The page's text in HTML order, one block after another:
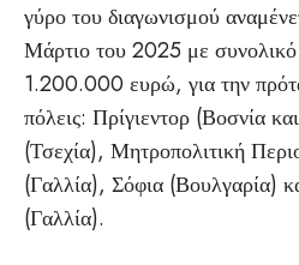
γύρο του διαγωνισμού
Μάρτιο του 2025 με
1.200.000 ευρώ, για την
πόλεις: Πρίγιεντορ (Βοσνία
(Τσεχία), Μητροπολιτική
(Γαλλία), Σόφια (Βουλγαρία)
(Γαλλία).